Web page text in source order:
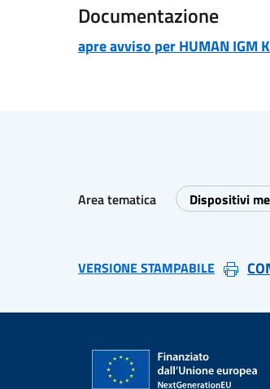
Documentazione
apre avviso per HUMAN IGM
Area tematica Dispositivi
VERSIONE STAMPABILE